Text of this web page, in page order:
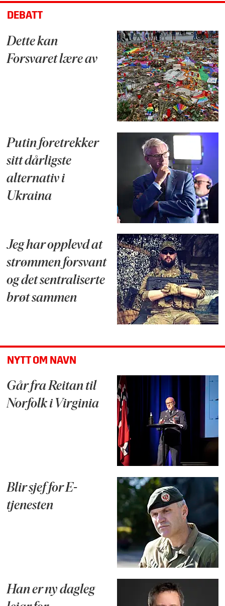
DEBATT
Dette kan
Forsvaret lære av
Putin foretrekker
sitt dårligste
alternativ i
Ukraina
Jeg har opplevd at
strømmen forsvant
og det sentraliserte
brøt sammen
NYTT OM NAVN
Går fra Reitan til
Norfolk i Virginia
Blir sjef for E-
tjenesten
Han er ny dagleg